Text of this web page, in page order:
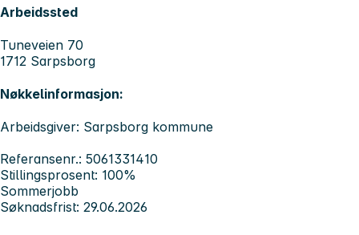
Arbeidssted
Tuneveien 70
1712 Sarpsborg
Nøkkelinformasjon:
Arbeidsgiver: Sarpsborg kommune
Referansenr.: 5061331410
Stillingsprosent: 100%
Sommerjobb
Søknadsfrist: 29.06.2026